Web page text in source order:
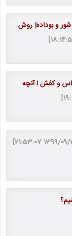
و بوداده| روش
و کفش ! آنچه